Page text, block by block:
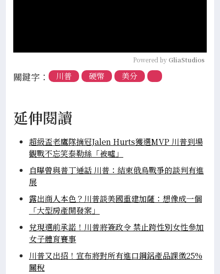
Powered by GliaStudios
關鍵字： 川普 硬幣 美分
延伸閱讀
超級盃老鷹隊摘冠Jalen Hurts獲選MVP 川普到場
觀戰不忘笑泰勒絲「被噓」
自曝曾與普丁通話 川普：結束俄烏戰爭的談判有進
展
露出商人本色？川普談美國重建加薩：想像成一個
「大型房產開發案」
兌現選前承諾！川普將簽政令 禁止跨性別女性參加
女子體育賽事
川普又出招！宣布將對所有進口鋼鋁產品課徵25%
關稅